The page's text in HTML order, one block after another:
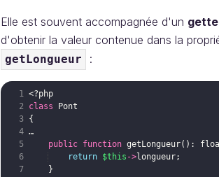
Elle est souvent accompagnée d'un
d'obtenir la valeur contenue dans la
getLongueur :
<?php
class
Pont
{
…
public function getLongueur( ) :
return $this ->longueur;
}